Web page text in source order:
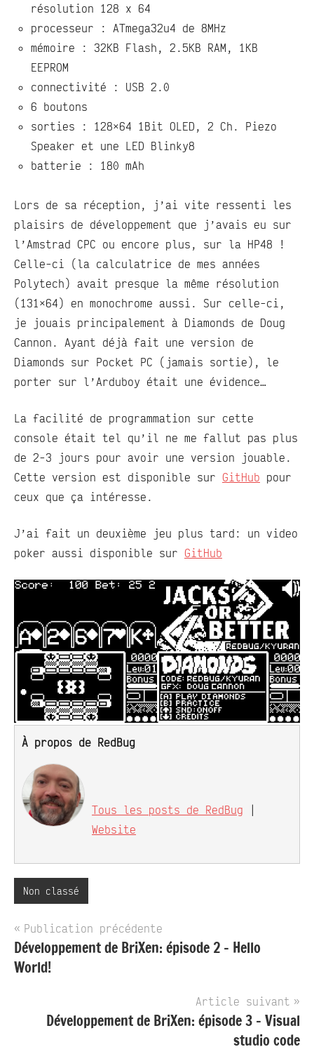
résolution 128 x 64
processeur : ATmega32u4 de 8MHz
mémoire : 32KB Flash, 2.5KB RAM, 1KB
EEPROM
connectivité : USB 2.0
6 boutons
sorties : 128×64 1Bit OLED, 2 Ch. Piezo
Speaker et une LED Blinky8
batterie : 180 mAh
Lors de sa réception, j’ai vite ressenti les
plaisirs de développement que j’avais eu sur
l’Amstrad CPC ou encore plus, sur la HP48 !
Celle-ci (la calculatrice de mes années
Polytech) avait presque la même résolution
(131×64) en monochrome aussi. Sur celle-ci,
je jouais principalement à Diamonds de Doug
Cannon. Ayant déjà fait une version de
Diamonds sur Pocket PC (jamais sortie), le
porter sur l’Arduboy était une évidence…
La facilité de programmation sur cette
console était tel qu’il ne me fallut pas plus
de 2-3 jours pour avoir une version jouable.
Cette version est disponible sur GitHub pour
ceux que ça intéresse.
J’ai fait un deuxième jeu plus tard: un video
poker aussi disponible sur GitHub
À propos de RedBug
Tous les posts de RedBug
Website
Non classé
Navigation
de
l’article
Publication précédente
Développement de BriXen: épisode 2 – Hello
World!
Article suivant
Développement de BriXen: épisode 3 – Visual
studio code